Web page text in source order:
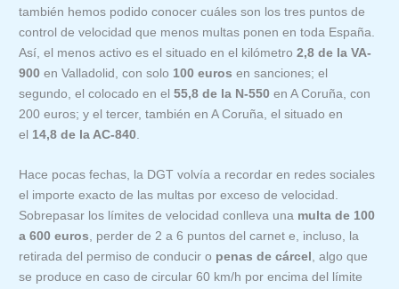
también hemos podido conocer cuáles son los tres puntos de
control de velocidad que menos multas ponen en toda España.
Así, el menos activo es el situado en el kilómetro 2,8 de la VA-
900 en Valladolid, con solo 100 eurosen sanciones; el
segundo, el colocado en el55,8 de la N-550en A Coruña, con
200 euros; y el tercer, también en A Coruña, el situado en
el 14,8 de la AC-840.
Hace pocas fechas, la DGT volvía a recordar en redes sociales
el importe exacto de las multas por exceso de velocidad.
Sobrepasar los límites de velocidad conlleva una multa de 100
a 600 euros , perder de 2 a 6 puntos del carnet e, incluso, la
retirada del permiso de conducir o penas de cárcel
, algo que
se produce en caso de circular 60 km/h por encima del límite